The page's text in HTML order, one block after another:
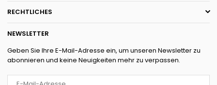
RECHTLICHES
NEWSLETTER
Geben Sie Ihre E-Mail-Adresse ein, um unseren Newsletter zu
abonnieren und keine Neuigkeiten mehr zu verpassen.